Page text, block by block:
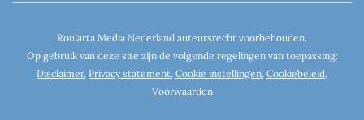
Roularta Media Nederland auteursrecht voorbehouden.
Op gebruik van deze site zijn de volgende regelingen van toepassing:
Disclaimer, Privacy statement, Cookie instellingen, Cookiebeleid,
Voorwaarden